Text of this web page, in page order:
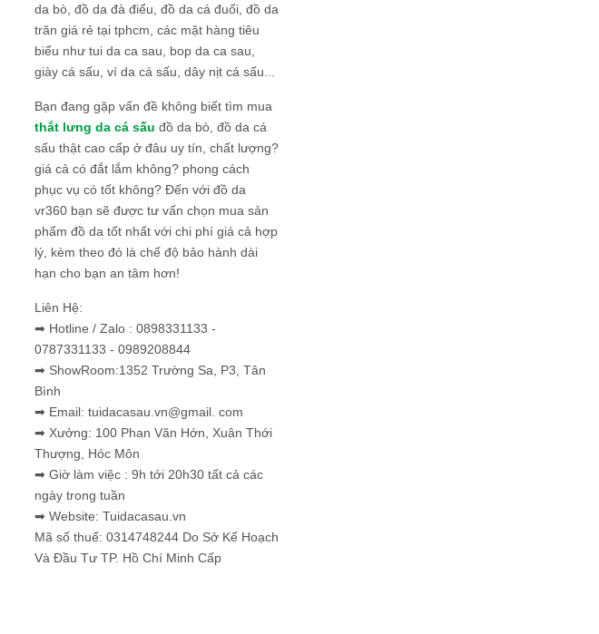
da bò, đồ da đà điểu, đồ da cá đuối, đồ da
trăn giá rẻ tại tphcm, các mặt hàng tiêu
biểu như tui da ca sau, bop da ca sau,
giày cá sấu, ví da cá sấu, dây nịt cá sấu...
Bạn đang gặp vấn đề không biết tìm mua
thắt lưng da cá sấu đồ da bò, đồ da cá
sấu thật cao cấp ở đâu uy tín, chất lượng?
giá cả có đắt lắm không? phong cách
phục vụ có tốt không? Đến với đồ da
vr360 bạn sẽ được tư vấn chọn mua sản
phẩm đồ da tốt nhất với chi phí giá cả hợp
lý, kèm theo đó là chế độ bảo hành dài
hạn cho bạn an tâm hơn!
Liên Hệ:
➡ Hotline / Zalo : 0898331133 -
0787331133 - 0989208844
➡ ShowRoom:1352 Trường Sa, P3, Tân
Bình
➡ Email: tuidacasau.vn@gmail. com
➡ Xưởng: 100 Phan Văn Hớn, Xuân Thới
Thượng, Hóc Môn
➡ Giờ làm việc : 9h tới 20h30 tất cả các
ngày trong tuần
➡ Website: Tuidacasau.vn
Mã số thuế: 0314748244 Do Sở Kế Hoạch
Và Đầu Tư TP. Hồ Chí Minh Cấp